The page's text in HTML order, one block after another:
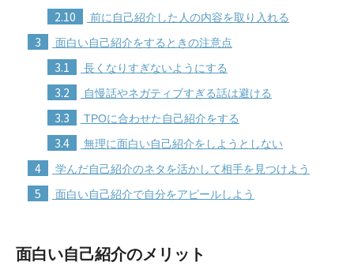
2.10 前に自己紹介した人の内容を取り入れる
3 面白い自己紹介をするときの注意点
3.1 長くなりすぎないようにする
3.2 自慢話やネガティブすぎる話は避ける
3.3 TPOに合わせた自己紹介をする
3.4 無理に面白い自己紹介をしようとしない
4 学んだ自己紹介のネタを活かして相手を見つけよう
5 面白い自己紹介で自分をアピールしよう
面白い自己紹介のメリット